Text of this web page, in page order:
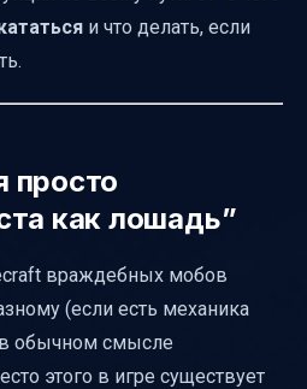
получил урон:
и что делать, если
просто
как лошадь”
враждебных мобов
(если есть механика
в обычном смысле
этого в игре существует